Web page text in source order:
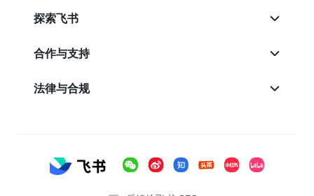
探索飞书
合作与支持
法律与合规